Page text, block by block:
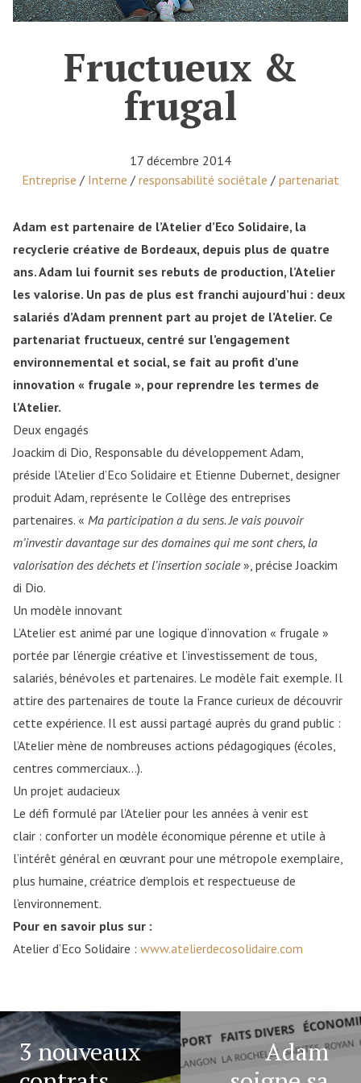
Fructueux &
frugal
17 décembre 2014
Posted in
Entreprise / Interne / responsabilité sociétale / partenariat
Adam est partenaire de l’Atelier d’Eco Solidaire, la
recyclerie créative de Bordeaux, depuis plus de quatre
ans. Adam lui fournit ses rebuts de production, l’Atelier
les valorise. Un pas de plus est franchi aujourd’hui : deux
salariés d’Adam prennent part au projet de l’Atelier. Ce
partenariat fructueux, centré sur l’engagement
environnemental et social, se fait au profit d’une
innovation « frugale », pour reprendre les termes de
l’Atelier.
Deux engagés
Joackim di Dio, Responsable du développement Adam,
préside l’Atelier d’Eco Solidaire et Etienne Dubernet, designer
produit Adam, représente le Collège des entreprises
partenaires. « Ma participation a du sens. Je vais pouvoir
m’investir davantage sur des domaines qui me sont chers, la
valorisation des déchets et l’insertion sociale », précise Joackim
di Dio.
Un modèle innovant
L’Atelier est animé par une logique d’innovation « frugale »
portée par l’énergie créative et l’investissement de tous,
salariés, bénévoles et partenaires. Le modèle fait exemple. Il
attire des partenaires de toute la France curieux de découvrir
cette expérience. Il est aussi partagé auprès du grand public :
l’Atelier mène de nombreuses actions pédagogiques (écoles,
centres commerciaux…).
Un projet audacieux
Le défi formulé par l’Atelier pour les années à venir est
clair : conforter un modèle économique pérenne et utile à
l’intérêt général en œuvrant pour une métropole exemplaire,
plus humaine, créatrice d’emplois et respectueuse de
l’environnement.
Pour en savoir plus sur :
Atelier d’Eco Solidaire : www.atelierdecosolidaire.com
3 nouveaux
Adam